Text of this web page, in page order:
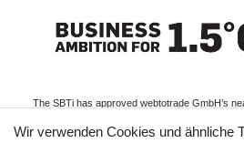
The SBTi has approved webtotrade GmbH’s
scope 1 and scope 2 GHG emissions 45% by
and to measure and reduce its scope 3
Wir verwenden Cookies und ähnliche